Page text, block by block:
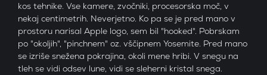
kos tehnike. Vse kamere, zvočniki, procesorska moč, v
nekaj centimetrih. Neverjetno. Ko pa se je pred mano v
prostoru narisal Apple logo, sem bil "hooked". Pobrskam
po "okoljih", "pinchnem" oz. vščipnem Yosemite. Pred mano
se izriše snežena pokrajina, okoli mene hribi. V snegu na
tleh se vidi odsev lune, vidi se sleherni kristal snega.